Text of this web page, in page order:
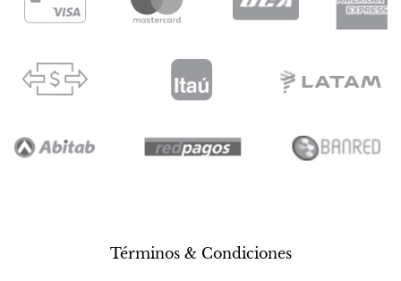
Términos & Condiciones